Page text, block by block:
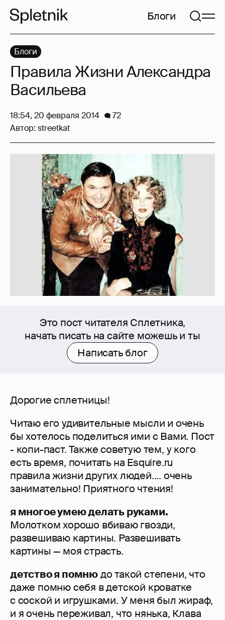
Блоги
Это пост читателя Сплетника,
начать писать на сайте можешь и ты
Написать блог
Дорогие сплетницы!
Читаю его удивительные мысли и очень
бы хотелось поделиться ими с Вами. Пост
- копи-паст. Также советую тем, у кого
есть время, почитать на Esquire.ru
правила жизни других людей.... очень
занимательно! Приятного чтения!
я многое умею делать руками.
Молотком хорошо вбиваю гвозди,
развешиваю картины. Развешивать
картины — моя страсть.
детство я помнюдо такой степени, что
даже помню себя в детской кроватке
с соской и игрушками. У меня был жираф,
и я очень переживал, что нянька, Клава
Блоги
Правила Жизни Александра
Васильева
18:54, 20 февраля 2014
72
Автор: streetkat